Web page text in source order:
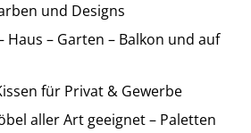
und Designs
Haus – Garten – Balkon und auf
für Privat & Gewerbe
aller Art geeignet – Paletten